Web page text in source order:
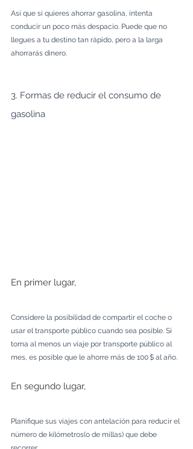
Así que si quieres ahorrar gasolina, intenta
conducir un poco más despacio. Puede que no
llegues a tu destino tan rápido, pero a la larga
ahorrarás dinero.
3. Formas de reducir el consumo de
gasolina
En primer lugar,
Considere la posibilidad de compartir el coche o
usar el transporte público cuando sea posible. Sí
toma al menos un viaje por transporte público al
mes, es posible que le ahorre más de 100 $ al año.
En segundo lugar,
Planifique sus viajes con antelación para reducir el
número de kilómetros(o de millas) que debe